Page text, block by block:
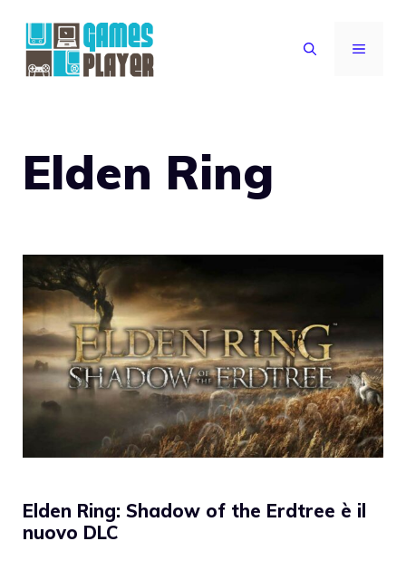
contenuto
MENU
Elden Ring
Elden Ring: Shadow of the Erdtree è il
nuovo DLC